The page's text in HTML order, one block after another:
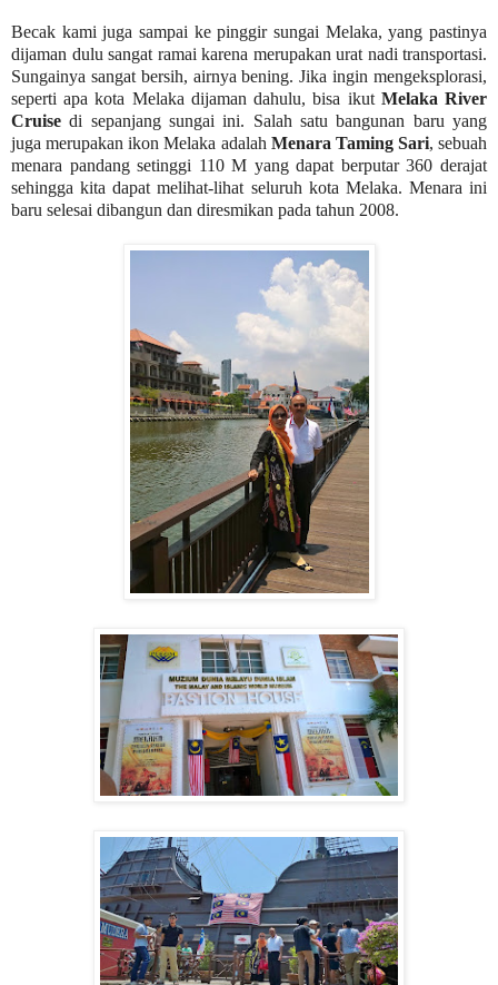
Becak kami juga sampai ke pinggir sungai Melaka, yang pastinya
dijaman dulu sangat ramai karena merupakan urat nadi transportasi.
Sungainya sangat bersih, airnya bening. Jika ingin mengeksplorasi,
seperti apa kota Melaka dijaman dahulu, bisa ikut Melaka River
Cruise di sepanjang sungai ini. Salah satu bangunan baru yang
juga merupakan ikon Melaka adalah Menara Taming Sari, sebuah
menara pandang setinggi 110 M yang dapat berputar 360 derajat
sehingga kita dapat melihat-lihat seluruh kota Melaka. Menara ini
baru selesai dibangun dan diresmikan pada tahun 2008.